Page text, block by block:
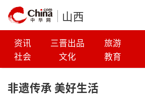
山西
资讯 三晋出品 旅游
社会
文化 教育
非遗传承 美好生活